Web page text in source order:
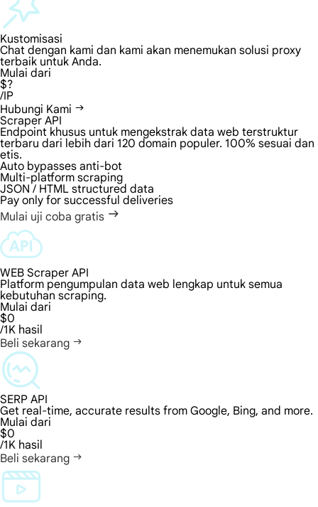
Kustomisasi
Chat dengan kami dan kami akan menemukan solusi proxy
terbaik untuk Anda.
Mulai dari
$?
/IP
Hubungi Kami
Scraper API
Endpoint khusus untuk mengekstrak data web terstruktur
terbaru dari lebih dari 120 domain populer. 100% sesuai dan
etis.
Auto bypasses anti-bot
Multi-platform scraping
JSON / HTML structured data
Pay only for successful deliveries
Mulai uji coba gratis
WEB Scraper API
Platform pengumpulan data web lengkap untuk semua
kebutuhan scraping.
Mulai dari
$0
/1K hasil
Beli sekarang
SERP API
Get real-time, accurate results from Google, Bing, and more.
Mulai dari
$0
/1K hasil
Beli sekarang